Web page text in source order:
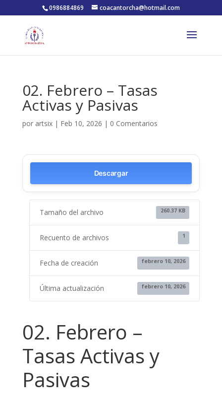
0986884869 coacantorcha@hotmail.com
02. Febrero – Tasas
Activas y Pasivas
por artsix| Feb 10, 2026 | 0 Comentarios
Descargar
Tamaño del archivo 260.37 KB
Recuento de archivos 1
Fecha de creación febrero 10, 2026
Última actualización febrero 10, 2026
02. Febrero –
Tasas Activas y
Pasivas